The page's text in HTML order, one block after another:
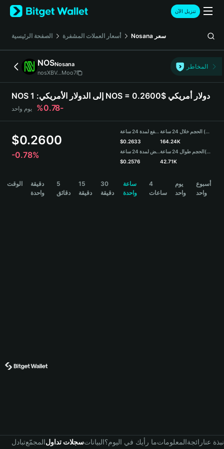
English
日本語
Русский
Español (Latinoamérica)
Türkçe
Deutsch
简体中文
Português (Portugal)
Bahasa Indonesia
বাংলা
تنزيل الآن
الصفحة الرئيسية أسعار العملات المشفرة Nosana سعر
NOSNosana
nosXBV...Moo7
المخاطر
NOS إلى الدولار الأمريكي:
1 NOS = 0.2600$ دولار أمريكي
-0.78%
يوم واحد
$0.2600
-0.78%
مرتفع لمدة 24 ساعة
$0.2633
منخفض لمدة 24 ساعة
$0.2576
الحجم خلال 24 ساعة (NOS)
164.24K
الحجم طوال 24 ساعة(USDT)
42.71K
الوقت
دقيقة
واحدة
5
دقائق
15
دقيقة
30
دقيقة
ساعة
واحدة
4
ساعات
يوم
واحد
أسبوع
واحد
تبادلالمجمّعسجلات تداولالبياناتما رأيك في اليوم؟المعلوماترائجةنبذة عنا